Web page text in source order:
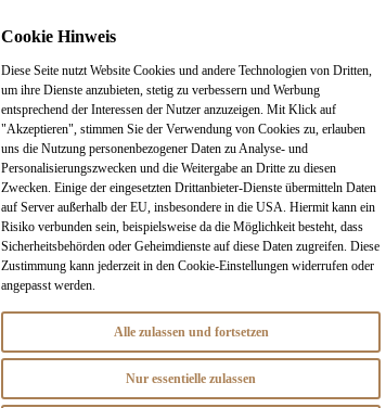
Cookie Hinweis
Diese Seite nutzt Website Cookies und andere Technologien von Dritten,
um ihre Dienste anzubieten, stetig zu verbessern und Werbung
entsprechend der Interessen der Nutzer anzuzeigen. Mit Klick auf
"Akzeptieren", stimmen Sie der Verwendung von Cookies zu, erlauben
uns die Nutzung personenbezogener Daten zu Analyse- und
Personalisierungszwecken und die Weitergabe an Dritte zu diesen
Zwecken. Einige der eingesetzten Drittanbieter-Dienste übermitteln Daten
auf Server außerhalb der EU, insbesondere in die USA. Hiermit kann ein
Risiko verbunden sein, beispielsweise da die Möglichkeit besteht, dass
Sicherheitsbehörden oder Geheimdienste auf diese Daten zugreifen. Diese
Zustimmung kann jederzeit in den Cookie-Einstellungen widerrufen oder
angepasst werden.
Alle zulassen und fortsetzen
Nur essentielle zulassen